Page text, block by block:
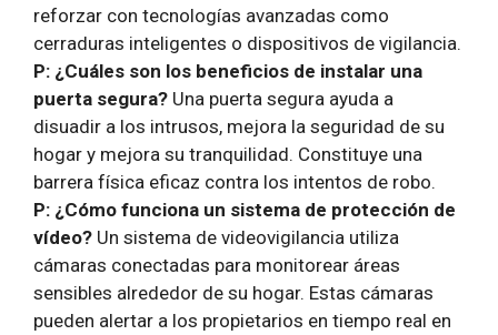
reforzar con tecnologías avanzadas como
cerraduras inteligentes o dispositivos de vigilancia.
P: ¿Cuáles son los beneficios de instalar una
puerta segura? Una puerta segura ayuda a
disuadir a los intrusos, mejora la seguridad de su
hogar y mejora su tranquilidad. Constituye una
barrera física eficaz contra los intentos de robo.
P: ¿Cómo funciona un sistema de protección de
vídeo? Un sistema de videovigilancia utiliza
cámaras conectadas para monitorear áreas
sensibles alrededor de su hogar. Estas cámaras
pueden alertar a los propietarios en tiempo real en